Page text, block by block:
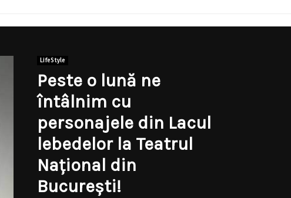
LifeStyle
Peste o lună ne
întâlnim cu
personajele din Lacul
lebedelor la Teatrul
Naţional din
Bucureşti!